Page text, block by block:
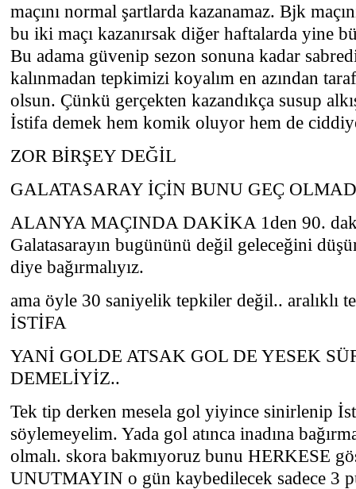
maçını normal şartlarda kazanamaz. Bjk
bu iki maçı kazanırsak diğer haftalarda yine
Bu adama güvenip sezon sonuna kadar
kalınmadan tepkimizi koyalım en azından
olsun. Çünkü gerçekten kazandıkça susup
İstifa demek hem komik oluyor hem de
ZOR BİRŞEY DEĞİL
GALATASARAY İÇİN BUNU GEÇ
ALANYA MAÇINDA DAKİKA 1den 90.
Galatasarayın bugününü değil geleceğini
diye bağırmalıyız.
ama öyle 30 saniyelik tepkiler değil.. aralıklı
İSTİFA
YANİ GOLDE ATSAK GOL DE YESEK
DEMELİYİZ..
Tek tip derken mesela gol yiyince sinirlenip
söylemeyelim. Yada gol atınca inadına
olmalı. skora bakmıyoruz bunu HERKESE
UNUTMAYIN o gün kaybedilecek sadece 3